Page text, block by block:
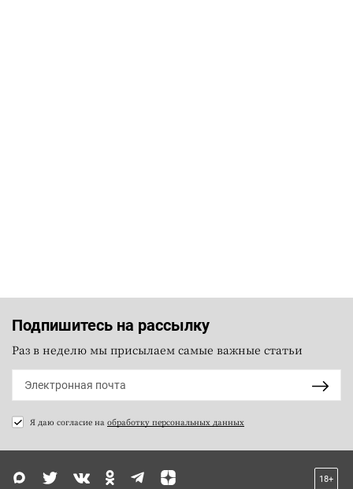
Подпишитесь на рассылку
Раз в неделю мы присылаем самые важные статьи
Я даю согласие на обработку персональных данных
18+